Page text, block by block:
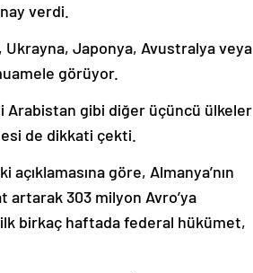
verdi.
Ukrayna, Japonya, Avustralya veya
görüyor.
Arabistan gibi diğer üçüncü ülkeler
de dikkati çekti.
açıklamasına göre, Almanya’nın
artarak 303 milyon Avro’ya
ilk birkaç haftada federal hükümet,